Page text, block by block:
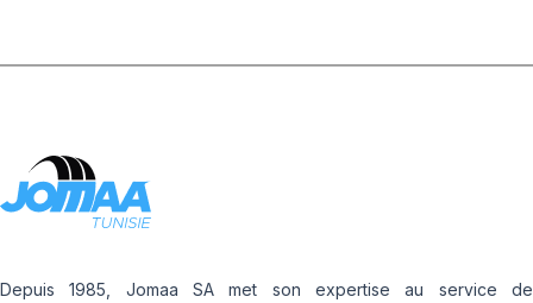
Depuis 1985, Jomaa SA met son expertise au service de